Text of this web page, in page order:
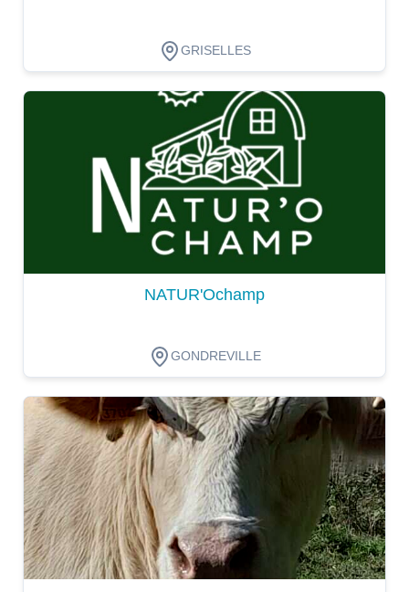
GRISELLES
NATUR'Ochamp
GONDREVILLE
Dégustation